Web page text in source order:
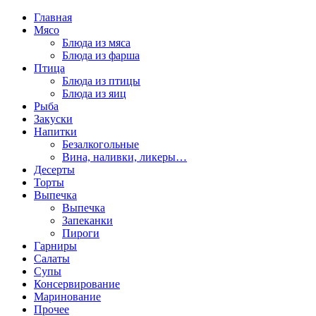
Главная
Мясо
Блюда из мяса
Блюда из фарша
Птица
Блюда из птицы
Блюда из яиц
Рыба
Закуски
Напитки
Безалкогольные
Вина, наливки, ликеры…
Десерты
Торты
Выпечка
Выпечка
Запеканки
Пироги
Гарниры
Салаты
Супы
Консервирование
Маринование
Прочее